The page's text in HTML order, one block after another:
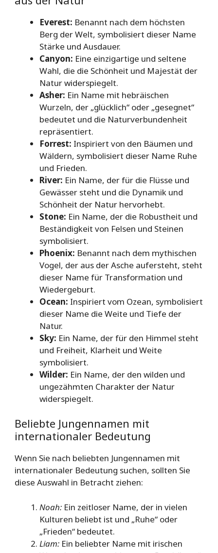
Everest: Benannt nach dem höchsten
Berg der Welt, symbolisiert dieser Name
Stärke und Ausdauer.
Canyon: Eine einzigartige und seltene
Wahl, die die Schönheit und Majestät der
Natur widerspiegelt.
Asher: Ein Name mit hebräischen
Wurzeln, der „glücklich“ oder „gesegnet“
bedeutet und die Naturverbundenheit
repräsentiert.
Forrest: Inspiriert von den Bäumen und
Wäldern, symbolisiert dieser Name Ruhe
und Frieden.
River: Ein Name, der für die Flüsse und
Gewässer steht und die Dynamik und
Schönheit der Natur hervorhebt.
Stone: Ein Name, der die Robustheit und
Beständigkeit von Felsen und Steinen
symbolisiert.
Phoenix: Benannt nach dem mythischen
Vogel, der aus der Asche aufersteht, steht
dieser Name für Transformation und
Wiedergeburt.
Ocean: Inspiriert vom Ozean, symbolisiert
dieser Name die Weite und Tiefe der
Natur.
Sky: Ein Name, der für den Himmel steht
und Freiheit, Klarheit und Weite
symbolisiert.
Wilder: Ein Name, der den wilden und
ungezähmten Charakter der Natur
widerspiegelt.
Beliebte Jungennamen mit
internationaler Bedeutung
Wenn Sie nach beliebten Jungennamen mit
internationaler Bedeutung suchen, sollten Sie
diese Auswahl in Betracht ziehen:
Noah: Ein zeitloser Name, der in vielen
Kulturen beliebt ist und „Ruhe“ oder
„Frieden“ bedeutet.
Liam: Ein beliebter Name mit irischen